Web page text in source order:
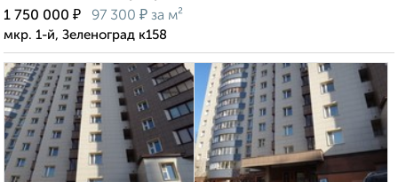
1 750 000 ₽ 97 300 ₽ за м²
мкр. 1-й, Зеленоград к158